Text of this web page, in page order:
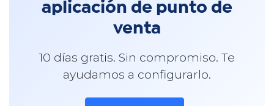
aplicación de punto de
venta
10 días gratis. Sin compromiso. Te
ayudamos a configurarlo.